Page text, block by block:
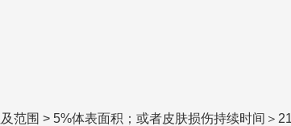
范围 > 5%体表面积；或者皮肤损伤持续时间＞21